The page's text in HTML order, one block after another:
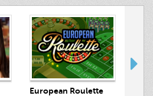
European Roulette